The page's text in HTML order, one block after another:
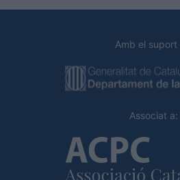
Amb el suport
Associat a: